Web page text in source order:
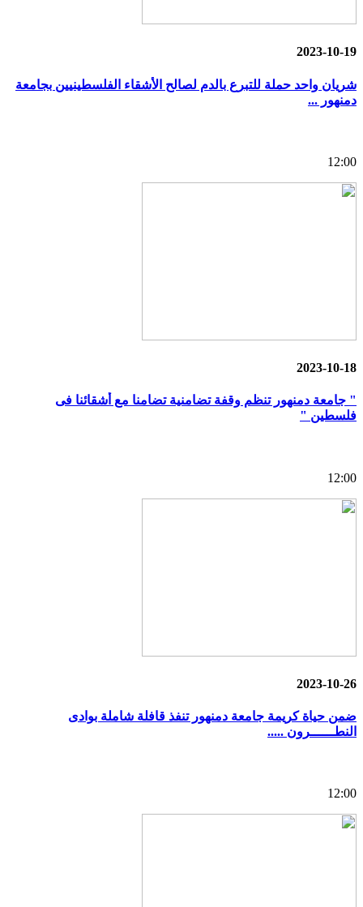
2023-10-19
شريان واحد حملة للتبرع بالدم لصالح الأشقاء الفلسطينيين بجامعة
دمنهور ...
12:00
2023-10-18
" جامعة دمنهور تنظم وقفة تضامنية تضامنا مع أشقائنا فى
فلسطين "
12:00
2023-10-26
ضمن حياة كريمة جامعة دمنهور تنفذ قافلة شاملة بوادى
النطــــــرون .....
12:00